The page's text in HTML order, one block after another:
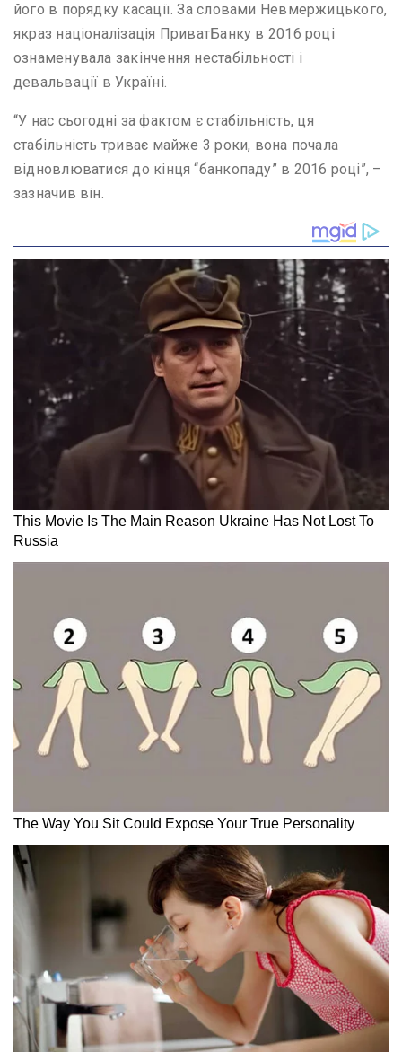
його в порядку касації. За словами Невмержицького,
якраз націоналізація ПриватБанку в 2016 році
ознаменувала закінчення нестабільності і
девальвації в Україні.
“У нас сьогодні за фактом є стабільність, ця
стабільність триває майже 3 роки, вона почала
відновлюватися до кінця “банкопаду” в 2016 році”, –
зазначив він.